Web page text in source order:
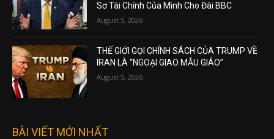
Sơ Tài Chính Của Mình Cho Đài BBC
August 5, 2026
THẾ GIỚI GỌI CHÍNH SÁCH CỦA TRUMP VỀ
IRAN LÀ “NGOẠI GIAO MẪU GIÁO”
August 5, 2026
BÀI VIẾT MỚI NHẤT